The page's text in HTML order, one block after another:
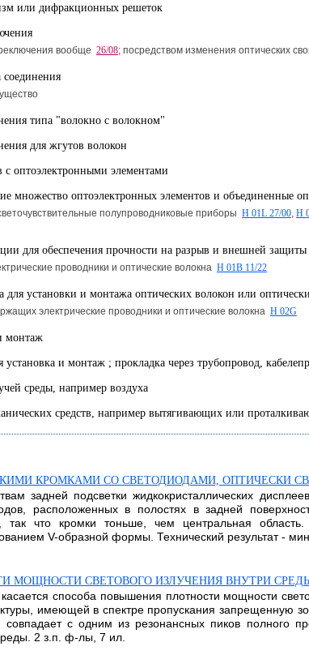
или дифракционных решеток
вообще 26/08; посредством изменения оптических
соединения
типа "волокно с волокном"
для жгутов волокон
с оптоэлектронными элементами
множество оптоэлектронных элементов и объединенные
полупроводниковые приборы H 01L 27/00, H
для обеспечения прочности на разрыв и внешней
проводники и оптические волокна H 01B 11/22
для установки и монтажа оптических волокон или
электрические проводники и оптические волокна H 02G
монтаж
установка и монтаж ; прокладка через трубопровод,
среды, например воздуха
средств, например вытягивающих или
КРОМКАМИ СО СВЕТОДИОДАМИ, ОПТИЧЕСКИ
задней подсветки жидкокристаллических
расположенных в полостях в задней
так что кромки тоньше, чем центральная
V-образной формы. Технический результат -
МОЩНОСТИ СВЕТОВОГО ИЗЛУЧЕНИЯ ВНУТРИ
касается способа повышения плотности мощности
имеющей в спектре пропускания запрещенную
с одним из резонансных пиков полного
2 з.п. ф-лы, 7 ил.